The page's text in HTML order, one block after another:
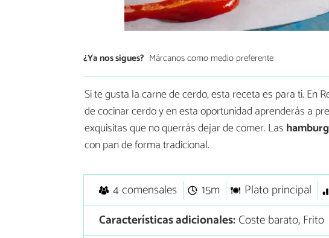
¿Ya nos sigues? Márcanos como medio preferente
Si te gusta la carne de cerdo, esta receta es para ti. En
de cocinar cerdo y en esta oportunidad aprenderás a
exquisitas que no querrás dejar de comer. Las
con pan de forma tradicional.
4 comensales 15m Plato principal
Características adicionales:Coste barato, Frito